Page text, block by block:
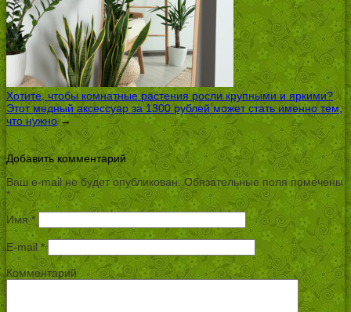
Хотите, чтобы комнатные растения росли крупными и яркими?
Этот медный аксессуар за 1300 рублей может стать именно тем,
что нужно→
Добавить комментарий
Ваш e-mail не будет опубликован. Обязательные поля помечены
*
Имя*
E-mail *
Комментарий